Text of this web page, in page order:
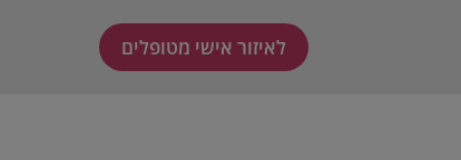
לאיזור אישי מטופלים